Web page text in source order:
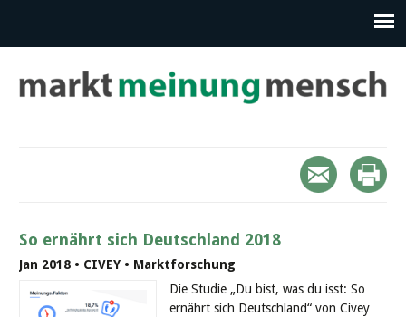
So ernährt sich Deutschland 2018
Jan 2018 • CIVEY • Marktforschung
Die Studie „Du bist, was du isst: So
ernährt sich Deutschland“ von Civey